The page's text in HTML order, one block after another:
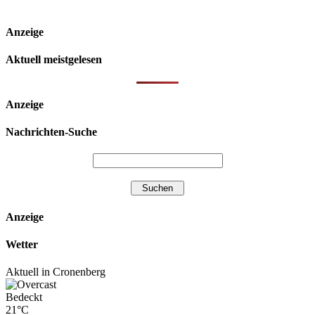
Anzeige
Aktuell meistgelesen
Anzeige
Nachrichten-Suche
Anzeige
Wetter
Aktuell in Cronenberg
Bedeckt
21°C